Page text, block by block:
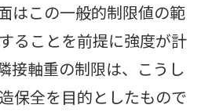
はこの一般的制限値の範
ることを前提に強度が計
接軸重の制限は、こうし
保全を目的としたもので